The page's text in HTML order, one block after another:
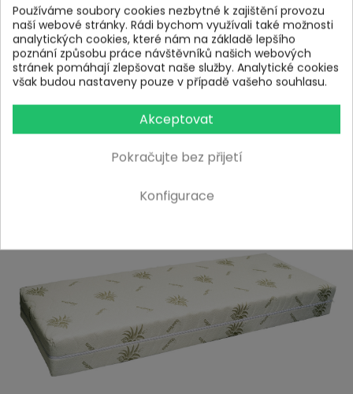
Matrace je vybavena snímatelným, neprošitým potahem
je opatřen zipem ve tvaru „L“ – po dlouhé a krátké straně –
pro pohodlné sejmutí. Lze jej prát na 60 °C. Materiál potahu
Používáme soubory cookies nezbytné k zajištění provozu
naší webové stránky. Rádi bychom využívali také možnosti
analytických cookies, které nám na základě lepšího
poznání způsobu práce návštěvníků našich webových
stránek pomáhají zlepšovat naše služby. Analytické cookies
však budou nastaveny pouze v případě vašeho souhlasu.
Akceptovat
Pokračujte bez přijetí
Konfigurace